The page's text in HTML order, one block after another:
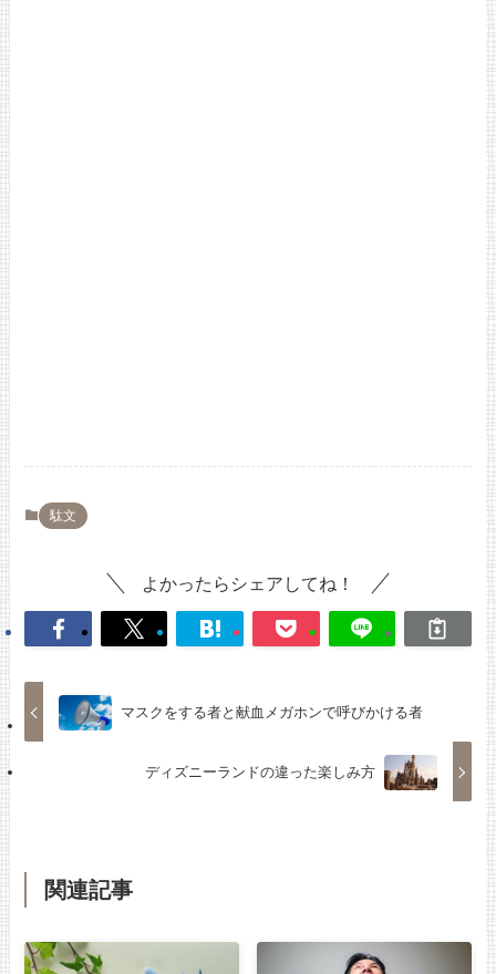
駄文
よかったらシェアしてね！
マスクをする者と献血メガホンで呼びかける者
ディズニーランドの違った楽しみ方
関連記事